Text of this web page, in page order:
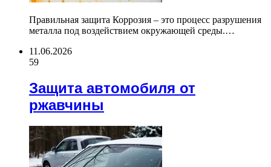
Правильная защита Коррозия – это процесс разрушения
металла под воздействием окружающей среды.…
11.06.2026
59
Защита автомобиля от
ржавчины